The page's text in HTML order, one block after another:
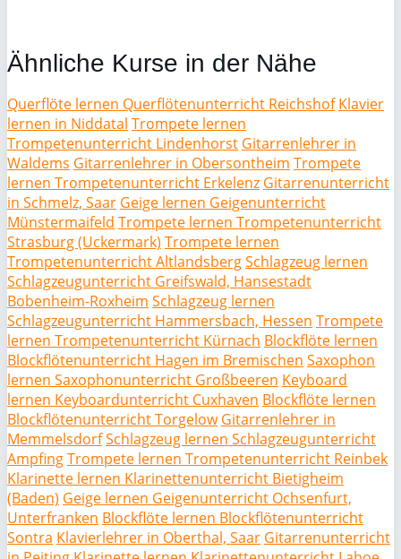
Ähnliche Kurse in der Nähe
Querflöte lernen Querflötenunterricht Reichshof Klavier
lernen in Niddatal Trompete lernen
Trompetenunterricht Lindenhorst Gitarrenlehrer in
Waldems Gitarrenlehrer in Obersontheim Trompete
lernen Trompetenunterricht Erkelenz Gitarrenunterricht
in Schmelz, Saar Geige lernen Geigenunterricht
Münstermaifeld Trompete lernen Trompetenunterricht
Strasburg (Uckermark) Trompete lernen
Trompetenunterricht AltlandsbergSchlagzeug lernen
Schlagzeugunterricht Greifswald, Hansestadt
Bobenheim-Roxheim Schlagzeug lernen
Schlagzeugunterricht Hammersbach, Hessen Trompete
lernen Trompetenunterricht Kürnach Blockflöte lernen
Blockflötenunterricht Hagen im Bremischen Saxophon
lernen Saxophonunterricht Großbeeren Keyboard
lernen Keyboardunterricht Cuxhaven Blockflöte lernen
Blockflötenunterricht Torgelow Gitarrenlehrer in
MemmelsdorfSchlagzeug lernen Schlagzeugunterricht
AmpfingTrompete lernen Trompetenunterricht Reinbek
Klarinette lernen Klarinettenunterricht Bietigheim
(Baden) Geige lernen Geigenunterricht Ochsenfurt,
Unterfranken Blockflöte lernen Blockflötenunterricht
Sontra Klavierlehrer in Oberthal, Saar Gitarrenunterricht